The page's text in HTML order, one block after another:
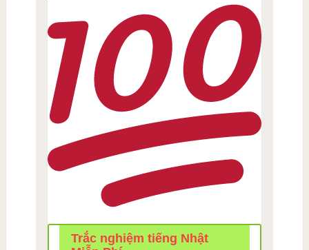
Trắc nghiệm tiếng Nhật